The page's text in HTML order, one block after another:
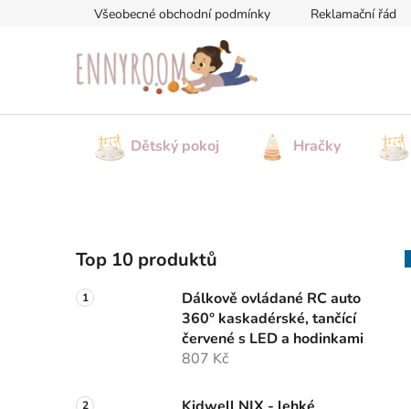
Všeobecné obchodní podmínky Reklamační řád
Dětský pokoj Hračky
o
s
t
Top 10 produktů
Dálkově ovládané RC auto
360° kaskadérské, tančící
červené s LED a hodinkami
807 Kč